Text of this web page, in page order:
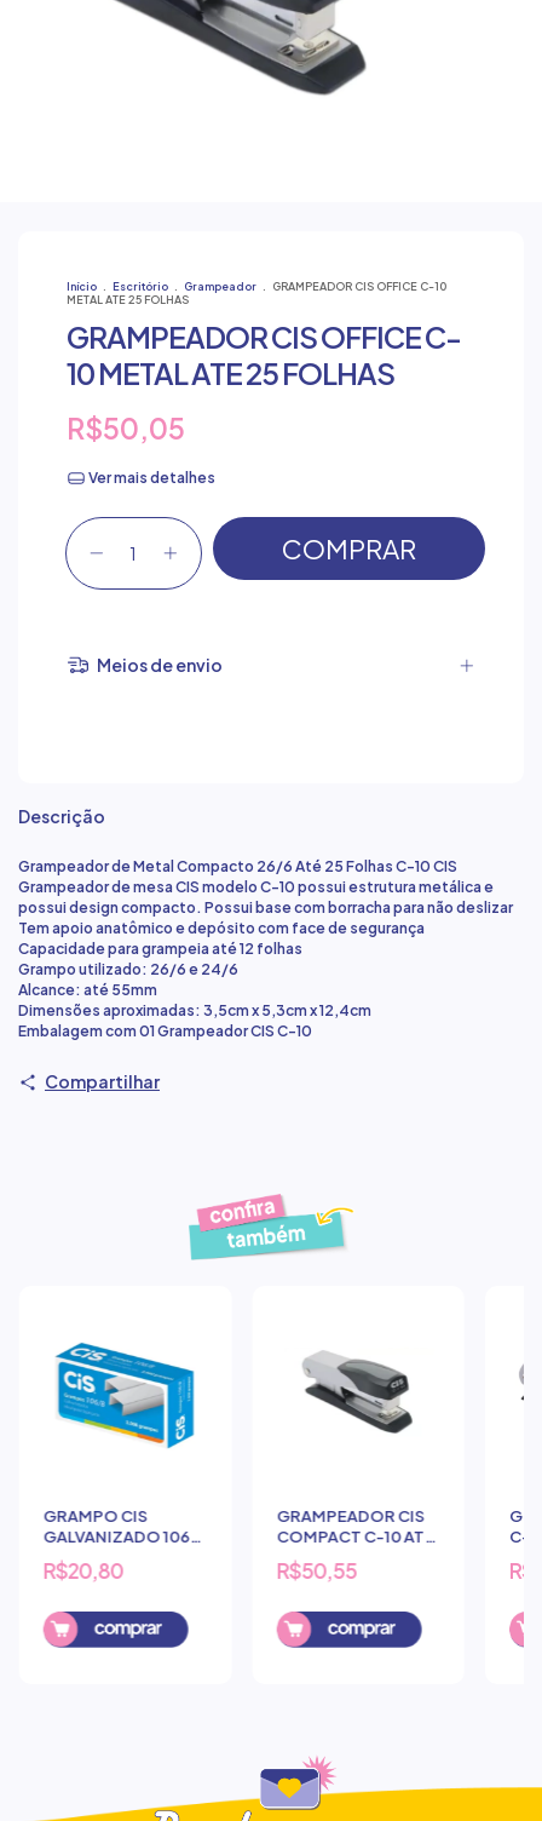
Início Escritório Grampeador
GRAMPEADOR CIS OFFICE C-10
METAL ATE 25 FOLHAS
GRAMPEADOR CIS OFFICE C-
10 METAL ATE 25 FOLHAS
R$50,05
Ver mais detalhes
Meios de envio
Descrição
Grampeador de Metal Compacto 26/6 Até 25 Folhas C-10 CIS
Grampeador de mesa CIS modelo C-10 possui estrutura metálica e
possui design compacto. Possui base com borracha para não deslizar
Tem apoio anatômico e depósito com face de segurança
Capacidade para grampeia até 12 folhas
Grampo utilizado: 26/6 e 24/6
Alcance: até 55mm
Dimensões aproximadas: 3,5cm x 5,3cm x 12,4cm
Embalagem com 01 Grampeador CIS C-10
Compartilhar
Produtos similares
GRAMPO CIS
GALVANIZADO 106/8
3000 UNDS
R$20,80
GRAMPEADOR CIS
COMPACT C-10 ATÉ
25 FOLHAS
R$50,55
C-